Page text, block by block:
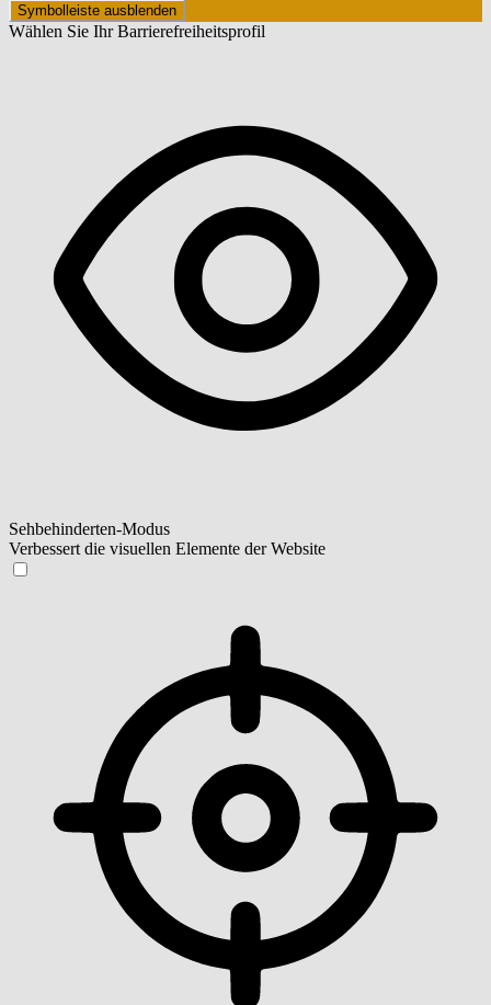
Symbolleiste ausblenden
Wählen Sie Ihr Barrierefreiheitsprofil
Sehbehinderten-Modus
Verbessert die visuellen Elemente der Website